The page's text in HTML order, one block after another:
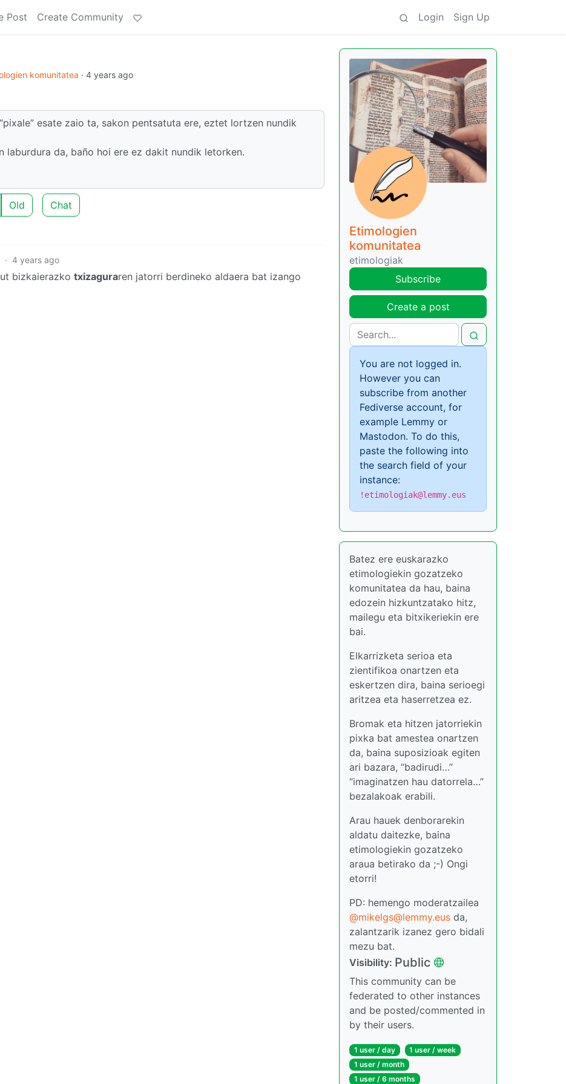
Post Create Community Login Sign Up
komunitatea · 4 years ago
esate zaio ta, sakon pentsatuta ere, eztet lortzen nundik
laburdura da, baño hoi ere ez dakit nundik letorken.
Old Chat
· 4 years ago
bizkaierazko txizaguraren jatorri berdineko aldaera bat izango
Etimologien
komunitatea
etimologiak
Subscribe
Create a post
You are not logged in.
However you can
subscribe from another
Fediverse account, for
example Lemmy or
Mastodon. To do this,
paste the following into
the search field of your
instance:
!etimologiak@lemmy.eus
Batez ere euskarazko
etimologiekin gozatzeko
komunitatea da hau, baina
edozein hizkuntzatako hitz,
mailegu eta bitxikeriekin ere
bai.
Elkarrizketa serioa eta
zientifikoa onartzen eta
eskertzen dira, baina serioegi
aritzea eta haserretzea ez.
Bromak eta hitzen jatorriekin
pixka bat amestea onartzen
da, baina suposizioak egiten
ari bazara, “badirudi…”
“imaginatzen hau datorrela…”
bezalakoak erabili.
Arau hauek denborarekin
aldatu daitezke, baina
etimologiekin gozatzeko
araua betirako da ;-) Ongi
etorri!
PD: hemengo moderatzailea
@mikelgs@lemmy.eus da,
zalantzarik izanez gero bidali
mezu bat.
Visibility: Public
This community can be
federated to other instances
and be posted/commented in
by their users.
1 user / day
1 user / week
1 user / month
1 user / 6 months